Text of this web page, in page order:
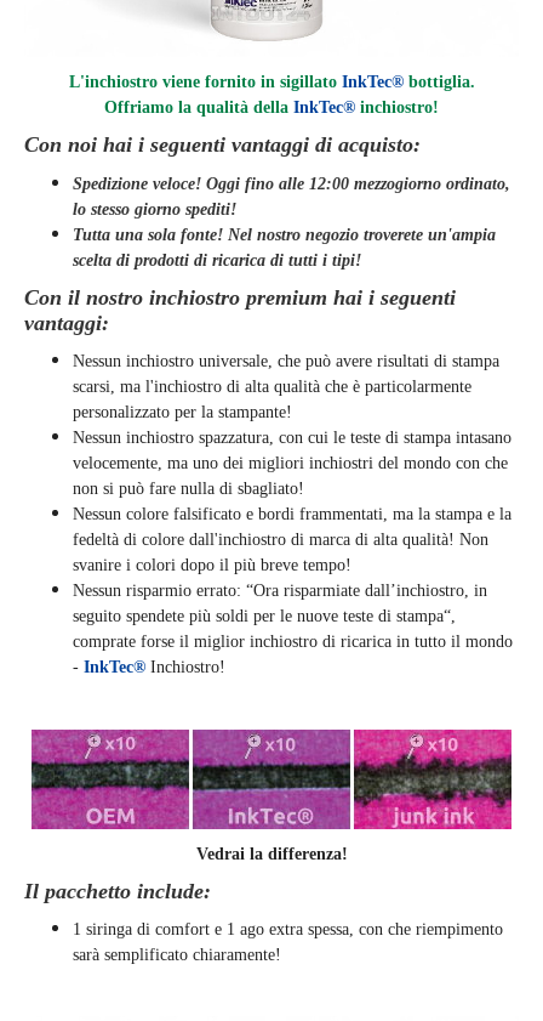
L'inchiostro viene fornito in sigillato InkTec® bottiglia.
Offriamo la qualità della InkTec® inchiostro!
Con noi hai i seguenti vantaggi di acquisto:
Spedizione veloce! Oggi fino alle 12:00 mezzogiorno ordinato,
lo stesso giorno spediti!
Tutta una sola fonte! Nel nostro negozio troverete un'ampia
scelta di prodotti di ricarica di tutti i tipi!
Con il nostro inchiostro premium hai i seguenti
vantaggi:
Nessun inchiostro universale, che può avere risultati di stampa
scarsi, ma l'inchiostro di alta qualità che è particolarmente
personalizzato per la stampante!
Nessun inchiostro spazzatura, con cui le teste di stampa intasano
velocemente, ma uno dei migliori inchiostri del mondo con che
non si può fare nulla di sbagliato!
Nessun colore falsificato e bordi frammentati, ma la stampa e la
fedeltà di colore dall'inchiostro di marca di alta qualità! Non
svanire i colori dopo il più breve tempo!
Nessun risparmio errato: “Ora risparmiate dall’inchiostro, in
seguito spendete più soldi per le nuove teste di stampa“,
comprate forse il miglior inchiostro di ricarica in tutto il mondo
- InkTec® Inchiostro!
Vedrai la differenza!
Il pacchetto include:
1 siringa di comfort e 1 ago extra spessa, con che riempimento
sarà semplificato chiaramente!